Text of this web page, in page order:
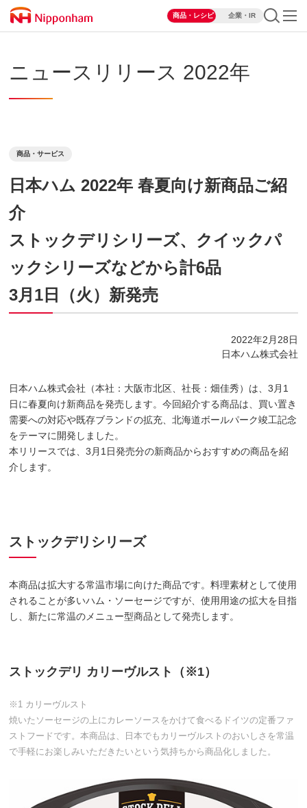
商品・レシピ 企業・IR
ニュースリリース 2022年
商品・サービス
日本ハム 2022年 春夏向け新商品ご紹
介
ストックデリシリーズ、クイックパ
ックシリーズなどから計6品
3月1日（火）新発売
2022年2月28日
日本ハム株式会社
日本ハム株式会社（本社：大阪市北区、社長：畑佳秀）は、3月1
日に春夏向け新商品を発売します。今回紹介する商品は、買い置き
需要への対応や既存ブランドの拡充、北海道ボールパーク竣工記念
をテーマに開発しました。
本リリースでは、3月1日発売分の新商品からおすすめの商品を紹
介します。
ストックデリシリーズ
本商品は拡大する常温市場に向けた商品です。料理素材として使用
されることが多いハム・ソーセージですが、使用用途の拡大を目指
し、新たに常温のメニュー型商品として発売します。
ストックデリ カリーヴルスト（※1）
※1 カリーヴルスト
焼いたソーセージの上にカレーソースをかけて食べるドイツの定番ファ
ストフードです。本商品は、日本でもカリーヴルストのおいしさを常温
で手軽にお楽しみいただきたいという気持ちから商品化しました。